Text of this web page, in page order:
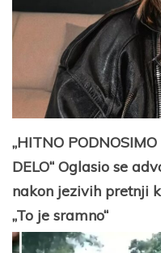
„HITNO
DELO“ Oglasio se
nakon jezivih pretnji
„To je sramno“